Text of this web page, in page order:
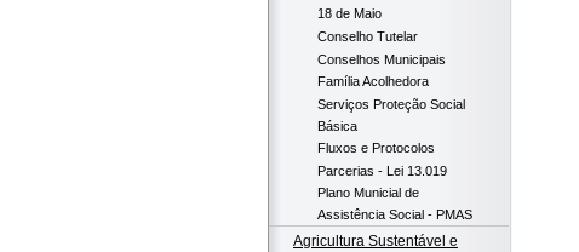
18 de Maio
Conselho Tutelar
Conselhos Municipais
Família Acolhedora
Serviços Proteção Social
Básica
Fluxos e Protocolos
Parcerias - Lei 13.019
Plano Municial de
Assistência Social - PMAS
Agricultura Sustentável e